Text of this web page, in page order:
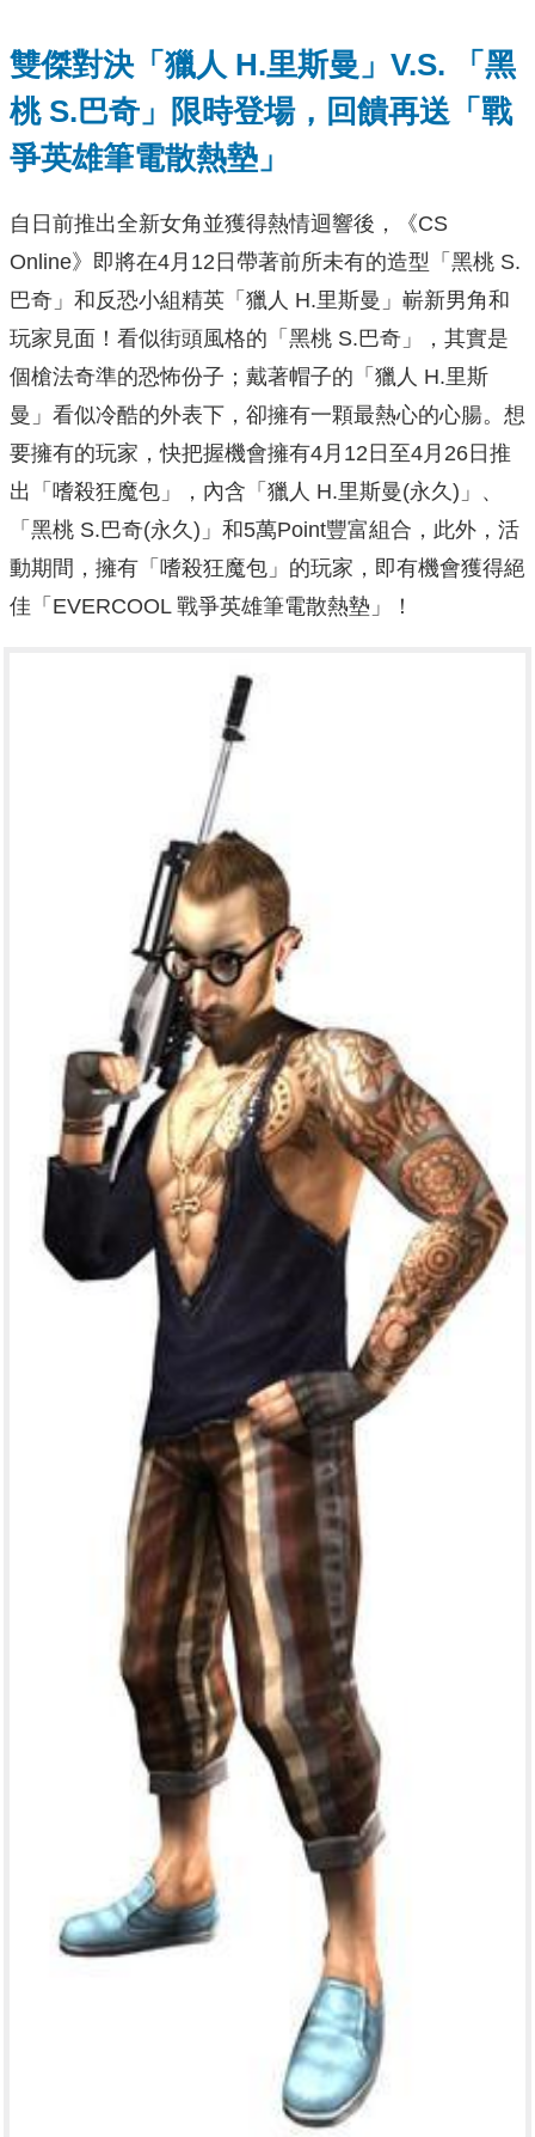
雙傑對決「獵人 H.里斯曼」V.S. 「黑
桃 S.巴奇」限時登場，回饋再送「戰
爭英雄筆電散熱墊」
自日前推出全新女角並獲得熱情迴響後，《CS
Online》即將在4月12日帶著前所未有的造型「黑桃 S.
巴奇」和反恐小組精英「獵人 H.里斯曼」嶄新男角和
玩家見面！看似街頭風格的「黑桃 S.巴奇」，其實是
個槍法奇準的恐怖份子；戴著帽子的「獵人 H.里斯
曼」看似冷酷的外表下，卻擁有一顆最熱心的心腸。想
要擁有的玩家，快把握機會擁有4月12日至4月26日推
出「嗜殺狂魔包」，內含「獵人 H.里斯曼(永久)」、
「黑桃 S.巴奇(永久)」和5萬Point豐富組合，此外，活
動期間，擁有「嗜殺狂魔包」的玩家，即有機會獲得絕
佳「EVERCOOL 戰爭英雄筆電散熱墊」！